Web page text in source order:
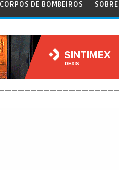
CORPOS DE BOMBEIROS